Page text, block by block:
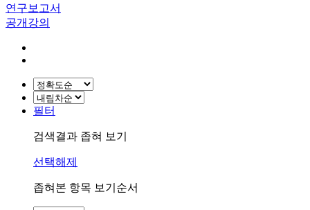
연구보고서
공개강의
필터
검색결과 좁혀 보기
선택해제
좁혀본 항목 보기순서